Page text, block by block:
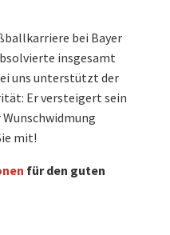
bei Bayer
insgesamt
uns unterstützt der
Er versteigert sein
mit!
für den guten